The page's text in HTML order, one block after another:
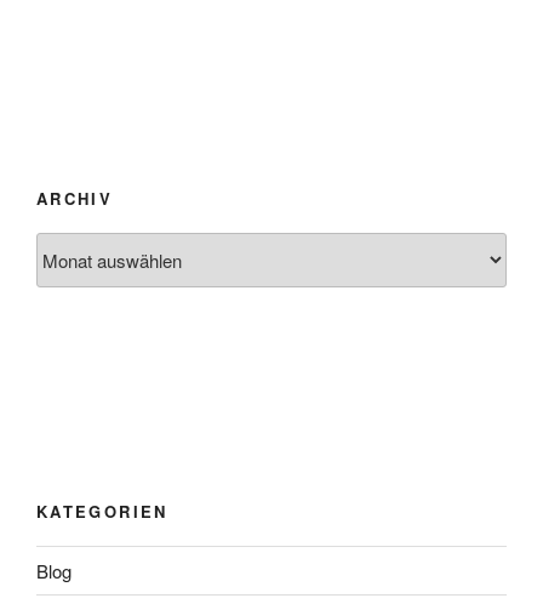
ARCHIV
KATEGORIEN
Blog